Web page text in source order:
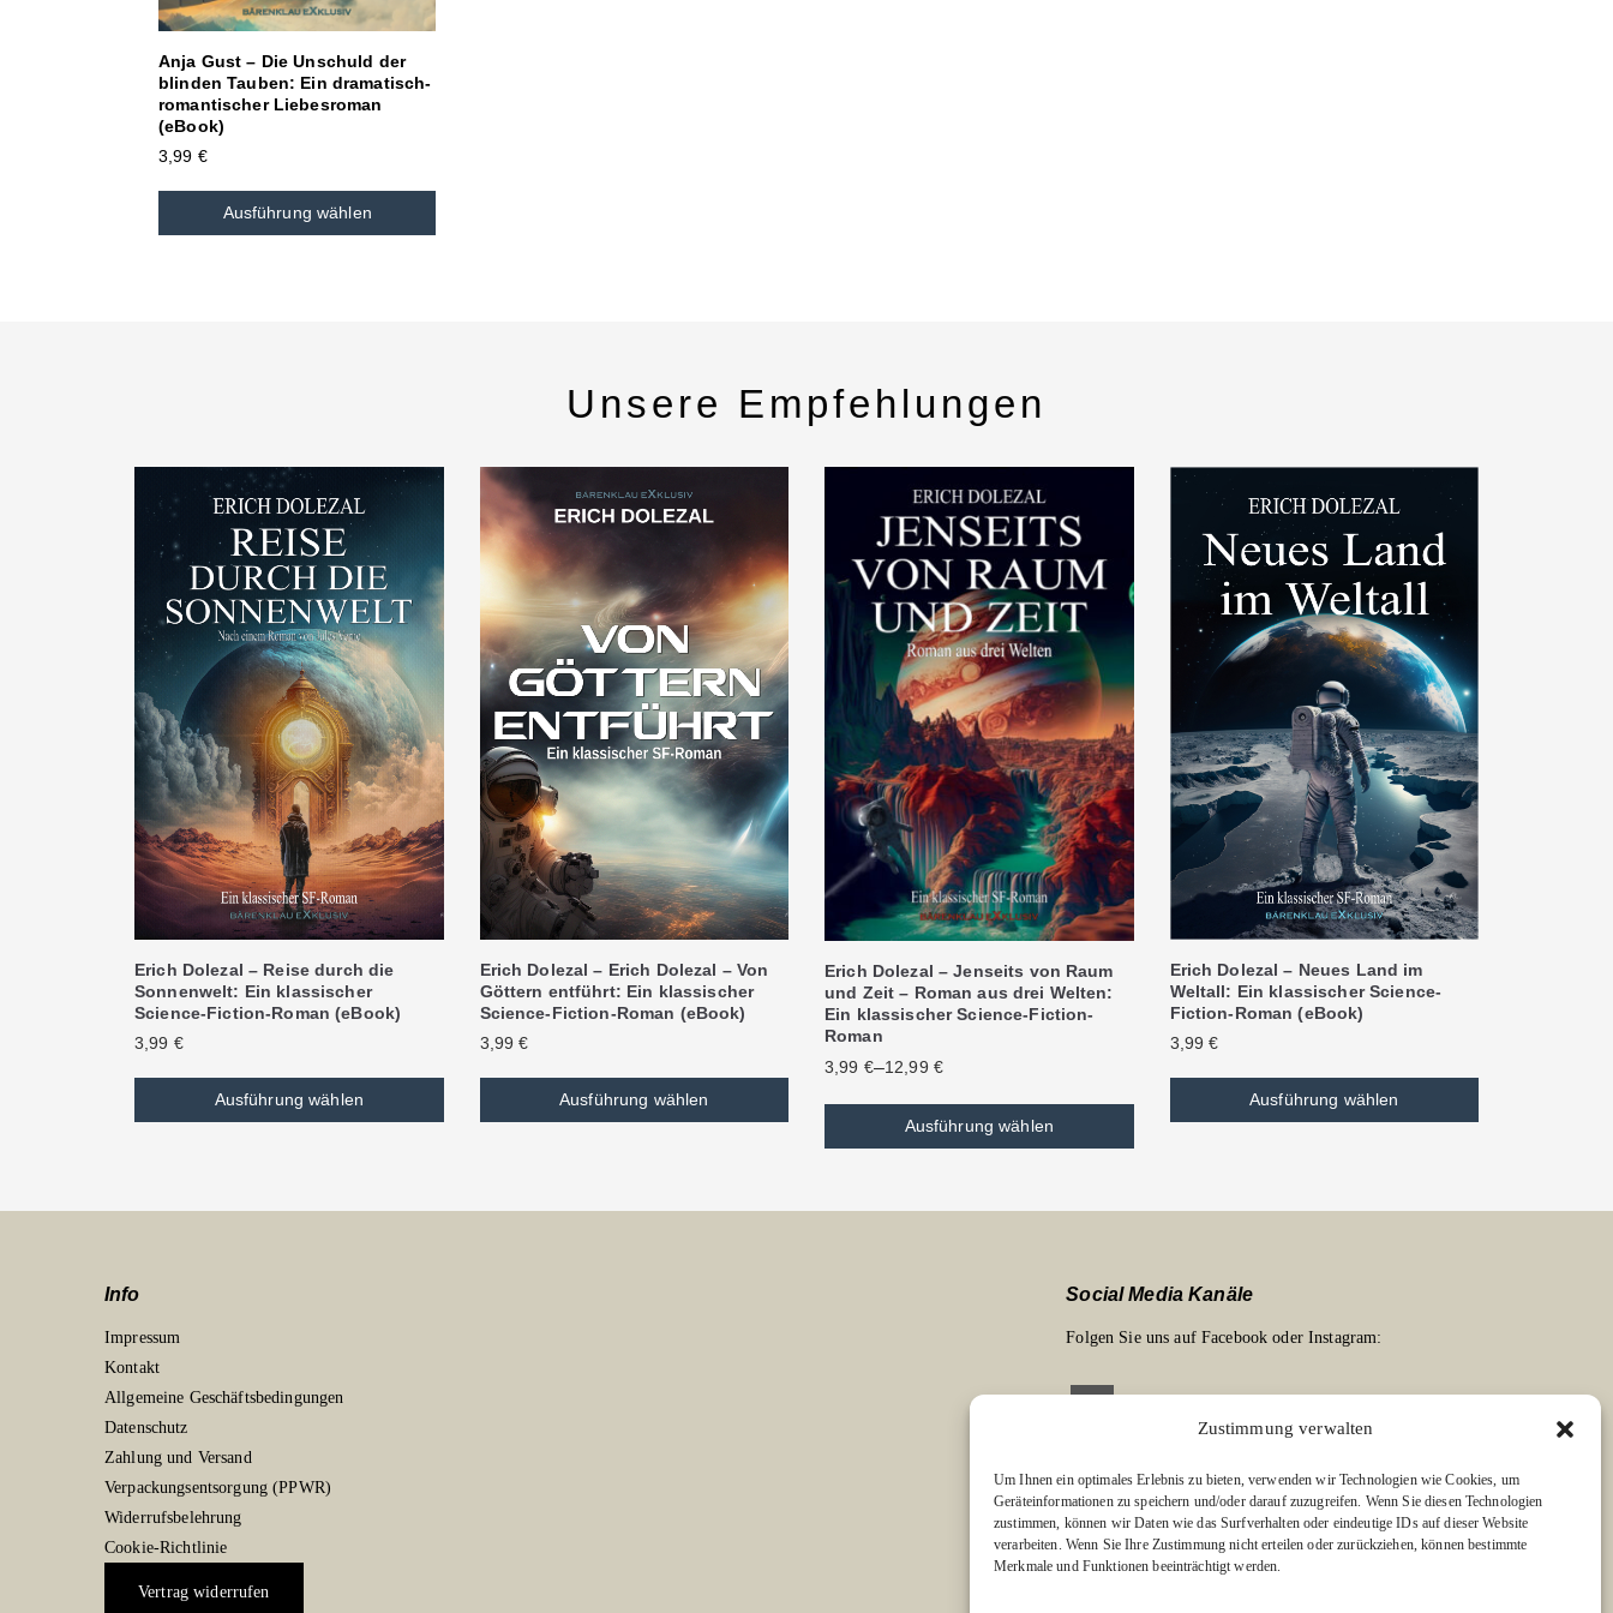
Zustimmung verwalten
Um Ihnen ein optimales Erlebnis zu bieten, verwenden wir Technologien wie Cookies, um
Geräteinformationen zu speichern und/oder darauf zuzugreifen. Wenn Sie diesen Technologien
zustimmen, können wir Daten wie das Surfverhalten oder eindeutige IDs auf dieser Website
verarbeiten. Wenn Sie Ihre Zustimmung nicht erteilen oder zurückziehen, können bestimmte
Merkmale und Funktionen beeinträchtigt werden.
Anja Gust – Die Unschuld der
blinden Tauben: Ein dramatisch-
romantischer Liebesroman
(eBook)
3,99 €
Ausführung wählen
Unsere Empfehlungen
Erich Dolezal – Reise durch die
Sonnenwelt: Ein klassischer
Science-Fiction-Roman (eBook)
3,99 €
Ausführung wählen
Erich Dolezal – Erich Dolezal – Von
Göttern entführt: Ein klassischer
Science-Fiction-Roman (eBook)
3,99€
Ausführung wählen
Erich Dolezal – Jenseits von Raum
und Zeit – Roman aus drei Welten:
Ein klassischer Science-Fiction-
Roman
3,99 €–12,99 €
Ausführung wählen
Erich Dolezal – Neues Land im
Weltall: Ein klassischer Science-
Fiction-Roman (eBook)
3,99€
Ausführung wählen
Info
Impressum
Kontakt
Allgemeine Geschäftsbedingungen
Datenschutz
Zahlung und Versand
Verpackungsentsorgung (PPWR)
Widerrufsbelehrung
Cookie-Richtlinie
Vertrag widerrufen
Social Media Kanäle
Folgen Sie uns auf Facebook oder Instagram:
Links zu unseren Partnerverlagen
Edition Bärenklau
BÄRENKLAU EXKLUSIV